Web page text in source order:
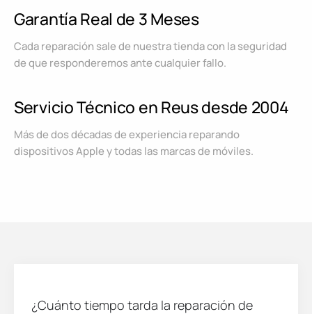
Garantía Real de 3 Meses
Cada reparación sale de nuestra tienda con la seguridad
de que responderemos ante cualquier fallo.
Servicio Técnico en Reus desde 2004
Más de dos décadas de experiencia reparando
dispositivos Apple y todas las marcas de móviles.
¿Cuánto tiempo tarda la reparación de